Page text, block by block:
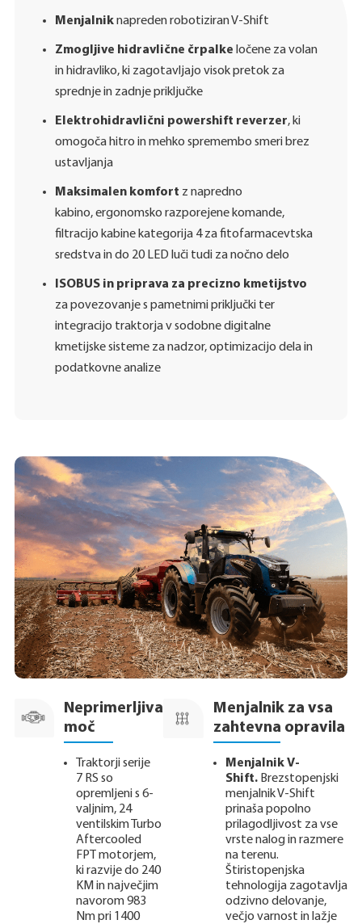
Menjalniknapreden robotiziran V-Shift
Zmogljive hidravlične črpalke ločene za volan
in hidravliko, ki zagotavljajo visok pretok za
sprednje in zadnje priključke
Elektrohidravlični powershift reverzer, ki
omogoča hitro in mehko spremembo smeri brez
ustavljanja
Maksimalen komfort z napredno
kabino, ergonomsko razporejene komande,
filtracijo kabine kategorija 4 za fitofarmacevtska
sredstva in do 20 LED luči tudi za nočno delo
ISOBUS in priprava za precizno kmetijstvo
za povezovanje s pametnimi priključki ter
integracijo traktorja v sodobne digitalne
kmetijske sisteme za nadzor, optimizacijo dela in
podatkovne analize
Neprimerljiva
moč
Traktorji serije
7 RS so
opremljeni s 6-
valjnim, 24
ventilskim Turbo
Aftercooled
FPT motorjem,
ki razvije do 240
KM in največjim
navorom 983
Nm pri 1400
Menjalnik za vsa
zahtevna opravila
MenjalnikV-
Shift. Brezstopenjski
menjalnik V-Shift
prinaša popolno
prilagodljivost za vse
vrste nalog in razmere
na terenu.
Štiristopenjska
tehnologija zagotavlja
odzivno delovanje,
večjo varnost in lažje